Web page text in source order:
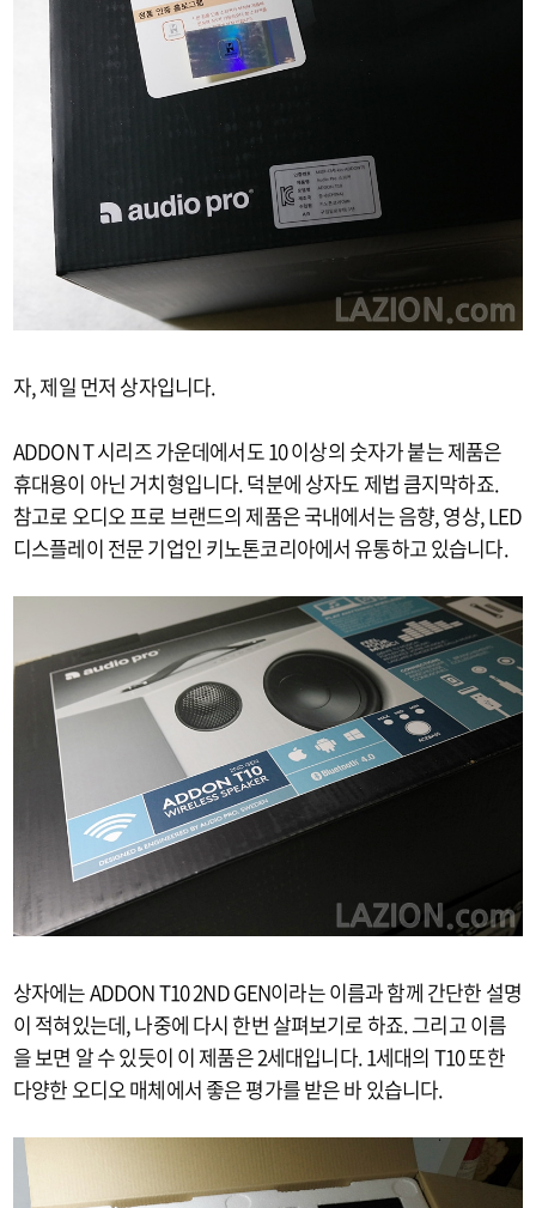
자, 제일 먼저 상자입니다.
ADDON T 시리즈 가운데에서도 10 이상의 숫자가 붙는 제품은
휴대용이 아닌 거치형입니다. 덕분에 상자도 제법 큼지막하죠.
참고로 오디오 프로 브랜드의 제품은 국내에서는 음향, 영상, LED
디스플레이 전문 기업인 키노톤코리아에서 유통하고 있습니다.
상자에는 ADDON T10 2ND GEN이라는 이름과 함께 간단한 설명
이 적혀있는데, 나중에 다시 한번 살펴보기로 하죠. 그리고 이름
을 보면 알 수 있듯이 이 제품은 2세대입니다. 1세대의 T10 또한
다양한 오디오 매체에서 좋은 평가를 받은 바 있습니다.